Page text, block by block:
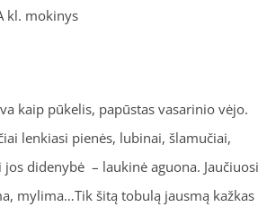
kl. mokinys
kaip pūkelis, papūstas vasarinio vėjo.
lenkiasi pienės, lubinai, šlamučiai,
didenybė – laukinė aguona. Jaučiuosi
mylima…Tik šitą tobulą jausmą kažkas